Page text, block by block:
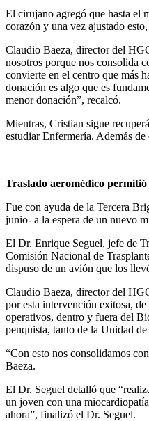
El cirujano agregó que hasta el
corazón y una vez ajustado
Claudio Baeza, director del
nosotros porque nos consolida
convierte en el centro que más
donación es algo que es
menor donación”, recalcó.
Mientras, Cristian sigue
estudiar Enfermería. Además
Traslado aeromédico permitió
Fue con ayuda de la Tercera
junio- a la espera de un nuevo
El Dr. Enrique Seguel, jefe de
Comisión Nacional de
dispuso de un avión que los
Claudio Baeza, director del
por esta intervención exitosa,
operativos, dentro y fuera del
penquista, tanto de la Unidad
“Con esto nos consolidamos
Baeza.
El Dr. Seguel detalló que
un joven con una
ahora”, finalizó el Dr. Seguel.